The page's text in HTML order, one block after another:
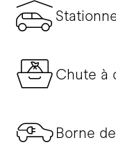
Chute à
Borne